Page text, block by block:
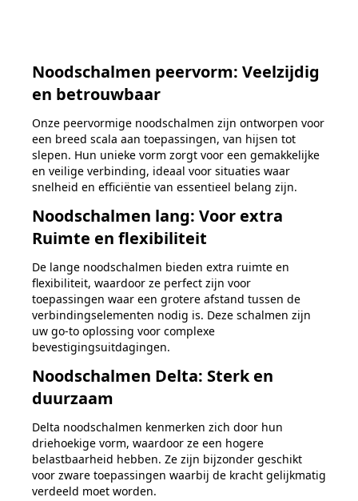
Noodschalmen peervorm: Veelzijdig
en betrouwbaar
Onze peervormige noodschalmen zijn ontworpen voor
een breed scala aan toepassingen, van hijsen tot
slepen. Hun unieke vorm zorgt voor een gemakkelijke
en veilige verbinding, ideaal voor situaties waar
snelheid en efficiëntie van essentieel belang zijn.
Noodschalmen lang: Voor extra
Ruimte en flexibiliteit
De lange noodschalmen bieden extra ruimte en
flexibiliteit, waardoor ze perfect zijn voor
toepassingen waar een grotere afstand tussen de
verbindingselementen nodig is. Deze schalmen zijn
uw go-to oplossing voor complexe
bevestigingsuitdagingen.
Noodschalmen Delta: Sterk en
duurzaam
Delta noodschalmen kenmerken zich door hun
driehoekige vorm, waardoor ze een hogere
belastbaarheid hebben. Ze zijn bijzonder geschikt
voor zware toepassingen waarbij de kracht gelijkmatig
verdeeld moet worden.